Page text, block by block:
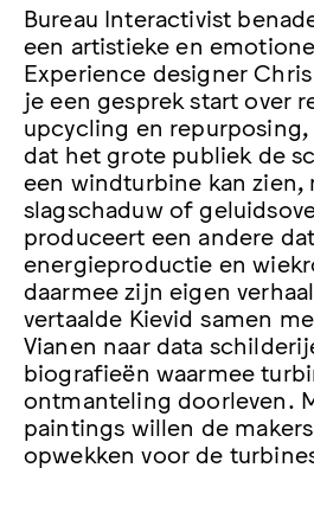
Bureau Interactivist
een artistieke en
Experience designer
je een gesprek start over
upcycling en
dat het grote publiek de
een windturbine kan zien,
slagschaduw of
produceert een andere
energieproductie en
daarmee zijn eigen
vertaalde Kievid samen
Vianen naar data
biografieën waarmee
ontmanteling doorleven.
paintings willen de
opwekken voor de